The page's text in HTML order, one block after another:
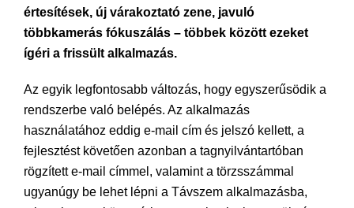
értesítések, új várakoztató zene, javuló
többkamerás fókuszálás – többek között ezeket
ígéri a frissült alkalmazás.
Az egyik legfontosabb változás, hogy egyszerűsödik a
rendszerbe való belépés. Az alkalmazás
használatához eddig e-mail cím és jelszó kellett, a
fejlesztést követően azonban a tagnyilvántartóban
rögzített e-mail címmel, valamint a törzsszámmal
ugyanúgy be lehet lépni a Távszem alkalmazásba,